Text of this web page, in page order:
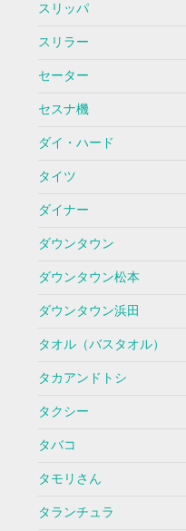
スリッパ
スリラー
セーター
セスナ機
ダイ・ハード
タイツ
ダイナー
ダウンタウン
ダウンタウン松本
ダウンタウン浜田
タオル（バスタオル）
タカアンドトシ
タクシー
タバコ
タモリさん
タランチュラ